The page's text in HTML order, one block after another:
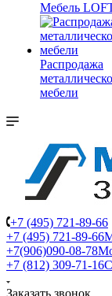
Мебель
Распродажа
мебели
+7 (495) 721-89-66
+7 (495) 721-89-66
+7(906)090-08-78
+7 (812) 309-71-16
Заказать звонок